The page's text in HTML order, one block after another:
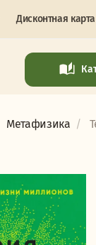
Дисконтная карта
Метафизика